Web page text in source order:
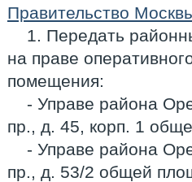
Правительство
1. Передать
на праве
помещения:
- Управе района
пр., д. 45, корп. 1
- Управе района
пр., д. 53/2 общей